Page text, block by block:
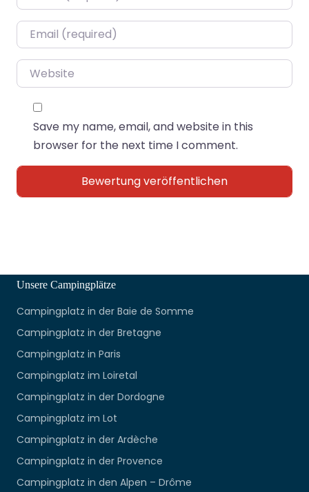
Email*
Website
Save my name, email, and website in this
browser for the next time I comment.
Unsere Campingplätze
Campingplatz in der Baie de Somme
Campingplatz in der Bretagne
Campingplatz in Paris
Campingplatz im Loiretal
Campingplatz in der Dordogne
Campingplatz im Lot
Campingplatz in der Ardèche
Campingplatz in der Provence
Campingplatz in den Alpen – Drôme